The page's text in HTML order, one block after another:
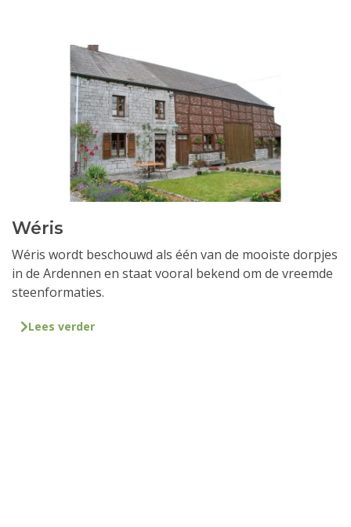
Wéris
Wéris wordt beschouwd als één van de mooiste dorpjes
in de Ardennen en staat vooral bekend om de vreemde
steenformaties.
Lees verder